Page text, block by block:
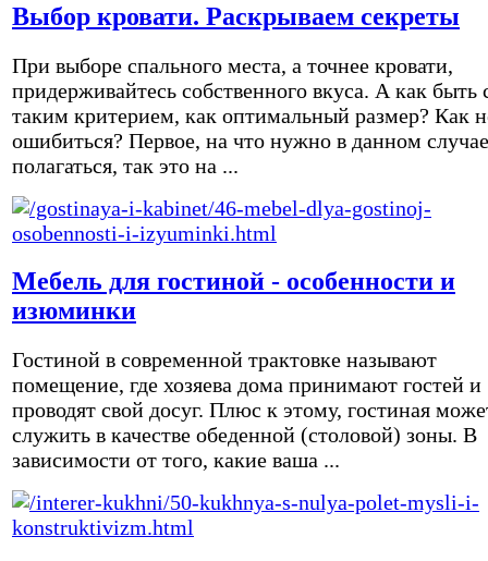
Выбор кровати. Раскрываем секреты
При выборе спального места, а точнее кровати,
придерживайтесь собственного вкуса. А как быть
таким критерием, как оптимальный размер? Как
ошибиться? Первое, на что нужно в данном случае
полагаться, так это на ...
Мебель для гостиной - особенности и
изюминки
Гостиной в современной трактовке называют
помещение, где хозяева дома принимают гостей и
проводят свой досуг. Плюс к этому, гостиная
служить в качестве обеденной (столовой) зоны. В
зависимости от того, какие ваша ...